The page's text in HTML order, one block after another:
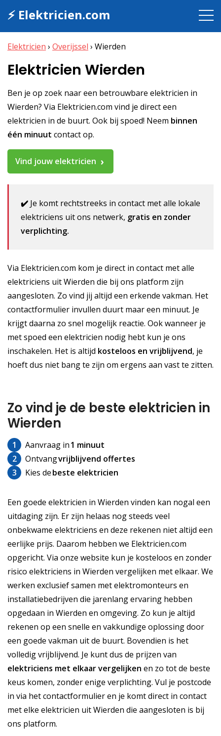
⚡ Elektricien.com
Elektricien › Overijssel › Wierden
Elektricien Wierden
Ben je op zoek naar een betrouwbare elektricien in
Wierden? Via Elektricien.com vind je direct een
elektricien in de buurt. Ook bij spoed! Neem binnen
één minuut contact op.
Vind jouw elektricien
✔️ Je komt rechtstreeks in contact met alle lokale
elektriciens uit ons netwerk, gratis en zonder
verplichting.
Via Elektricien.com kom je direct in contact met alle
elektriciens uit Wierden die bij ons platform zijn
aangesloten. Zo vind jij altijd een erkende vakman. Het
contactformulier invullen duurt maar een minuut. Je
krijgt daarna zo snel mogelijk reactie. Ook wanneer je
met spoed een elektricien nodig hebt kun je ons
inschakelen. Het is altijd kosteloos en vrijblijvend, je
hoeft dus niet bang te zijn om ergens aan vast te zitten.
Zo vind je de beste elektricien in
Wierden
1 Aanvraag in1 minuut
2
Ontvangvrijblijvend offertes
3
Kies debeste elektricien
Een goede elektricien in Wierden vinden kan nogal een
uitdaging zijn. Er zijn helaas nog steeds veel
onbekwame elektriciens en deze rekenen niet altijd een
eerlijke prijs. Daarom hebben we Elektricien.com
opgericht. Via onze website kun je kosteloos en zonder
risico elektriciens in Wierden vergelijken met elkaar. We
werken exclusief samen met elektromonteurs en
installatiebedrijven die jarenlang ervaring hebben
opgedaan in Wierden en omgeving. Zo kun je altijd
rekenen op een snelle en vakkundige oplossing door
een goede vakman uit de buurt. Bovendien is het
volledig vrijblijvend. Je kunt dus de prijzen van
elektriciens met elkaar vergelijken en zo tot de beste
keus komen, zonder enige verplichting. Vul je postcode
in via het contactformulier en je komt direct in contact
met elke elektricien uit Wierden die aangesloten is bij
ons platform.